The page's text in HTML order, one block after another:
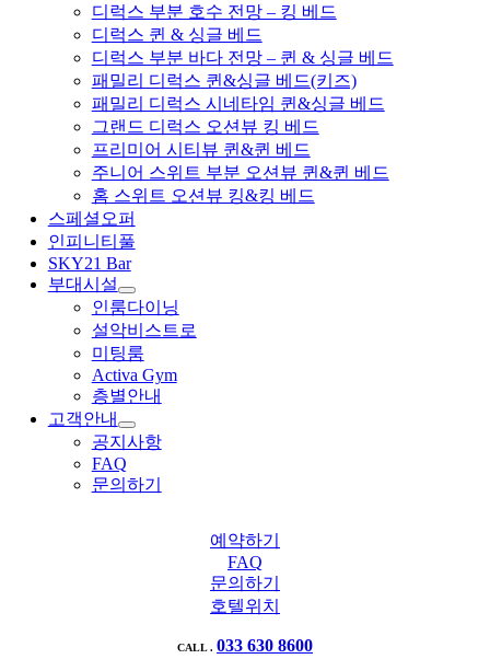
디럭스 부분 호수 전망 – 킹 베드
디럭스 퀸 & 싱글 베드
디럭스 부분 바다 전망 – 퀸 & 싱글 베드
패밀리 디럭스 퀸&싱글 베드(키즈)
패밀리 디럭스 시네타임 퀸&싱글 베드
그랜드 디럭스 오션뷰 킹 베드
프리미어 시티뷰 퀸&퀸 베드
주니어 스위트 부분 오션뷰 퀸&퀸 베드
홈 스위트 오션뷰 킹&킹 베드
스페셜오퍼
인피니티풀
SKY21 Bar
부대시설
인룸다이닝
설악비스트로
미팅룸
Activa Gym
층별안내
고객안내
공지사항
FAQ
문의하기
예약하기
FAQ
문의하기
호텔위치
CALL . 033 630 8600